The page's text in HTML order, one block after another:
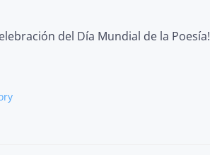
del Día Mundial de la Poesía!